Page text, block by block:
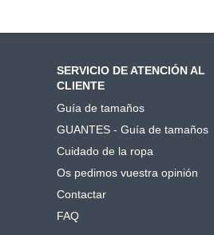
SERVICIO DE ATENCIÓN AL
CLIENTE
Guía de tamaños
GUANTES - Guía de tamaños
Cuidado de la ropa
Os pedimos vuestra opinión
Contactar
FAQ